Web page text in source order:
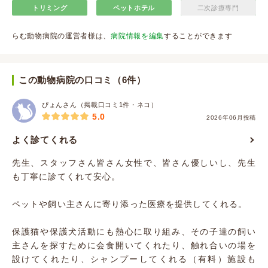
トリミング ペットホテル 二次診療専門
らむ動物病院の運営者様は、病院情報を編集することができます
この動物病院の口コミ（6件）
ぴょんさん（掲載口コミ1件・ネコ）
2026年06月投稿
5.0
よく診てくれる
先生、スタッフさん皆さん女性で、皆さん優しいし、先生
も丁寧に診てくれて安心。
ペットや飼い主さんに寄り添った医療を提供してくれる。
保護猫や保護犬活動にも熱心に取り組み、その子達の飼い
主さんを探すために会食開いてくれたり、触れ合いの場を
設けてくれたり、シャンプーしてくれる（有料）施設も